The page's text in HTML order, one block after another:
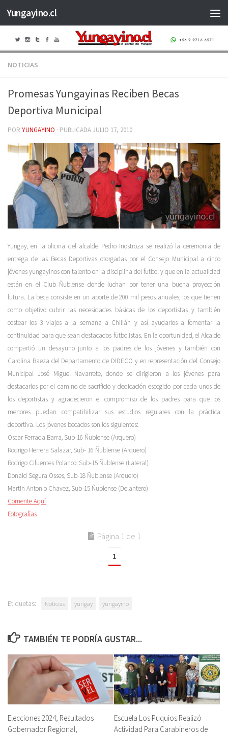
Saltar al contenido
Yungayino.cl
NOTICIAS
Promesas Yungayinas Reciben Becas
Deportiva Municipal
POR YUNGAYINO · PUBLICADAJULIO 17, 2010
Yungay, en la oficina del alcalde Pedro Inostroza se realizó la ceremonia de
entrega de las Becas Deportivas otorgadas por el Consejo Municipal a cinco
jóvenes yungayinos con talento en la disciplina del futbol y que en la actualidad
están en el Club Ñublense donde luchan por tener una buena proyección
futura. La beca consiste en un aporte de 200 mil pesos anuales, los que tienen
como objetivo cubrir las necesidades básicas de los deportistas y también
costear los 3 viajes a la semana a Chillán y así ayudarlos a fomentar la
continuidad para que sean destacados futbolistas. En la oportunidad, el Alcalde
compartió un desayuno junto a los padres de los jóvenes y también con
Carolina Baeza del Departamento de DIDECO y en representación del Consejo
Municipal José Miguel Navarrete, donde se dirigieron a los jóvenes para
destacarlos por el camino de sacrificio y dedicación escogido por cada unos de
los deportistas y agradecieron el compromiso de los padres para que los
menores puedan compatibilizar sus estudios regulares con la práctica
deportiva. Los jóvenes becados son los siguientes:
Oscar Ferrada Barra, Sub-16 Ñublense (Arquero)
Rodrigo Herrera Salazar, Sub- 16 Ñublense (Arquero)
Rodrigo Cifuentes Polanco, Sub-15 Ñublense (Lateral)
Donald Segura Osses, Sub-18 Ñublense (Arquero)
Martin Antonio Chavez, Sub-15 Ñublense (Delantero)
Comente Aquí
Fotografías
Página 1 de 1
1
Etiquetas: Noticias yungay yungayino
TAMBIÉN TE PODRÍA GUSTAR...
Elecciones 2024; Resultados
Gobernador Regional,
Escuela Los Puquios Realizó
Actividad Para Carabineros de